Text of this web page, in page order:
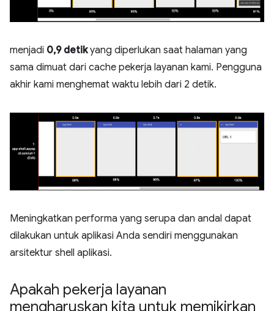
menjadi 0,9 detikyang diperlukan saat halaman yang
sama dimuat dari cache pekerja layanan kami. Pengguna
akhir kami menghemat waktu lebih dari 2 detik.
Meningkatkan performa yang serupa dan andal dapat
dilakukan untuk aplikasi Anda sendiri menggunakan
arsitektur shell aplikasi.
Apakah pekerja layanan
mengharuskan kita untuk memikirkan